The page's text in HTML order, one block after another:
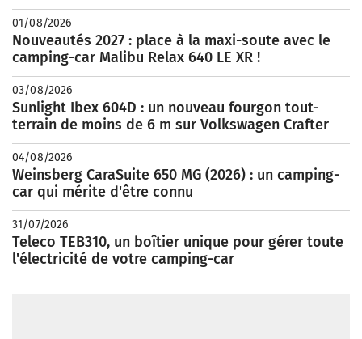
01/08/2026
Nouveautés 2027 : place à la maxi-soute avec le
camping-car Malibu Relax 640 LE XR !
03/08/2026
Sunlight Ibex 604D : un nouveau fourgon tout-
terrain de moins de 6 m sur Volkswagen Crafter
04/08/2026
Weinsberg CaraSuite 650 MG (2026) : un camping-
car qui mérite d'être connu
31/07/2026
Teleco TEB310, un boîtier unique pour gérer toute
l'électricité de votre camping-car